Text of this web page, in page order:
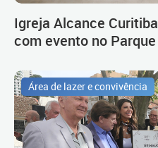
Igreja Alcance
com evento no
Área de lazer e convivência